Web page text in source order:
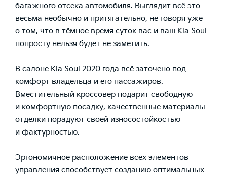
багажного отсека автомобиля. Выглядит всё это
весьма необычно и притягательно, не говоря уже
о том, что в тёмное время суток вас и ваш Kia Soul
попросту нельзя будет не заметить.
В салоне Kia Soul 2020 года всё заточено под
комфорт владельца и его пассажиров.
Вместительный кроссовер подарит свободную
и комфортную посадку, качественные материалы
отделки порадуют своей износостойкостью
и фактурностью.
Эргономичное расположение всех элементов
управления способствует созданию оптимальных